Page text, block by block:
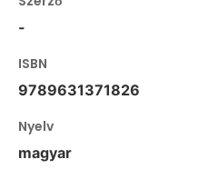
-
ISBN
9789631371826
Nyelv
magyar